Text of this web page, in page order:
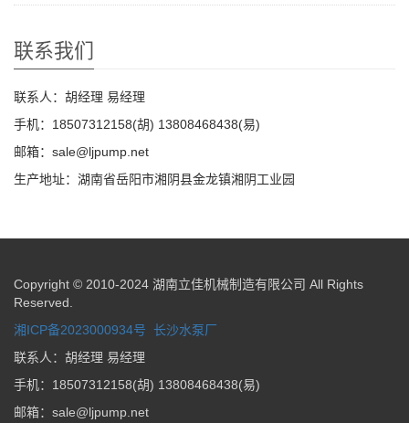
联系我们
联系人：胡经理 易经理
手机：18507312158(胡) 13808468438(易)
邮箱：sale@ljpump.net
生产地址：湖南省岳阳市湘阴县金龙镇湘阴工业园
Copyright © 2010-2024 湖南立佳机械制造有限公司 All Rights
Reserved.
湘ICP备2023000934号 长沙水泵厂
联系人：胡经理 易经理
手机：18507312158(胡) 13808468438(易)
邮箱：sale@ljpump.net